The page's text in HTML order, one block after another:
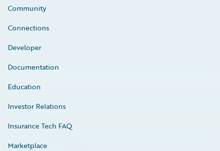
Community
Connections
Developer
Documentation
Education
Investor Relations
Insurance Tech FAQ
Marketplace